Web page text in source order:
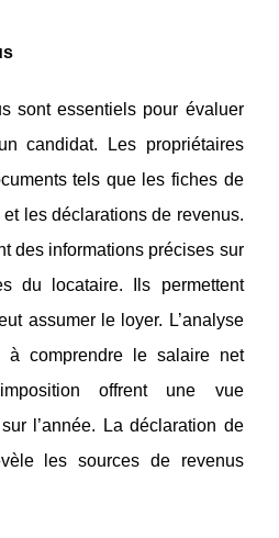
sont essentiels pour évaluer
candidat. Les propriétaires
tels que les fiches de
les déclarations de revenus.
des informations précises sur
du locataire. Ils permettent
assumer le loyer. L’analyse
comprendre le salaire net
offrent une vue
l’année. La déclaration de
les sources de revenus